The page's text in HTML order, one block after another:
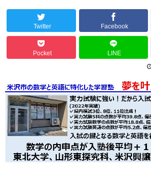
Twitter Facebook
Pocket LINE